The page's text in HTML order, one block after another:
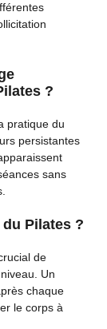
?
pratique du
persistantes
sans
Pilates ?
de
Un
chaque
le corps à